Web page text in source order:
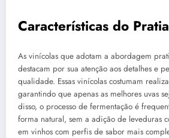
Características do
As vinícolas que adotam a abordagem
destacam por sua atenção aos detalhes e
qualidade. Essas vinícolas costumam
garantindo que apenas as melhores uvas
disso, o processo de fermentação é
forma natural, sem a adição de leveduras
em vinhos com perfis de sabor mais